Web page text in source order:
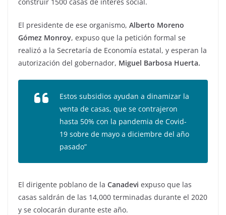
El presidente de ese organismo, Alberto Moreno
Gómez Monroy, expuso que la petición formal se
realizó a la Secretaría de Economía estatal, y esperan la
autorización del gobernador, Miguel Barbosa Huerta.
Estos subsidios ayudan a dinamizar la
venta de casas, que se contrajeron
hasta 50% con la pandemia de Covid-
19 sobre de mayo a diciembre del año
pasado”
El dirigente poblano de la Canadevi expuso que las
casas saldrán de las 14,000 terminadas durante el 2020
y se colocarán durante este año.